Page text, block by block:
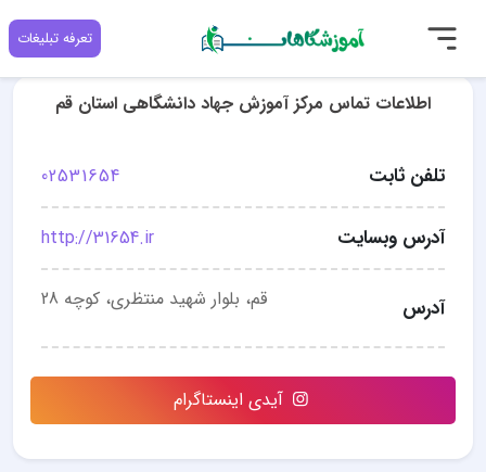
تعرفه تبلیغات
اطلاعات تماس مرکز آموزش جهاد دانشگاهی استان قم
تلفن ثابت 02531654
آدرس وبسایت http://31654.ir
آدرس قم، بلوار شهید منتظری، کوچه 28
آیدی اینستاگرام